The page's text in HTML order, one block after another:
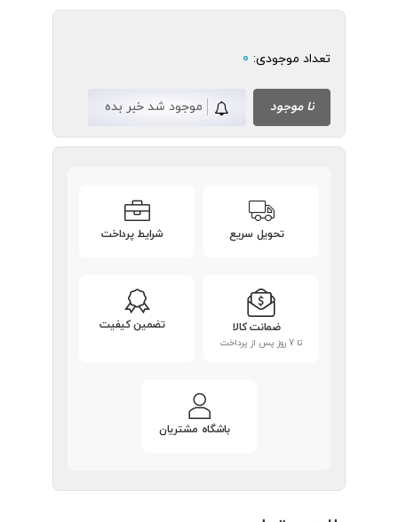
تعداد موجودی: 0
نا موجود موجود شد خبر بده
تحویل سریع شرایط پرداخت
ضمانت کالا
تا 7 روز پس از پرداخت
تضمین کیفیت
باشگاه مشتریان